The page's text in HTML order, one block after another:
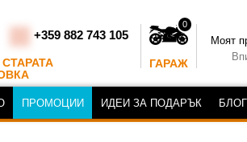
+359 882 743 105
0
ГАРАЖ
Моят
ПРОМОЦИИ ИДЕИ ЗА ПОДАРЪК БЛОГ